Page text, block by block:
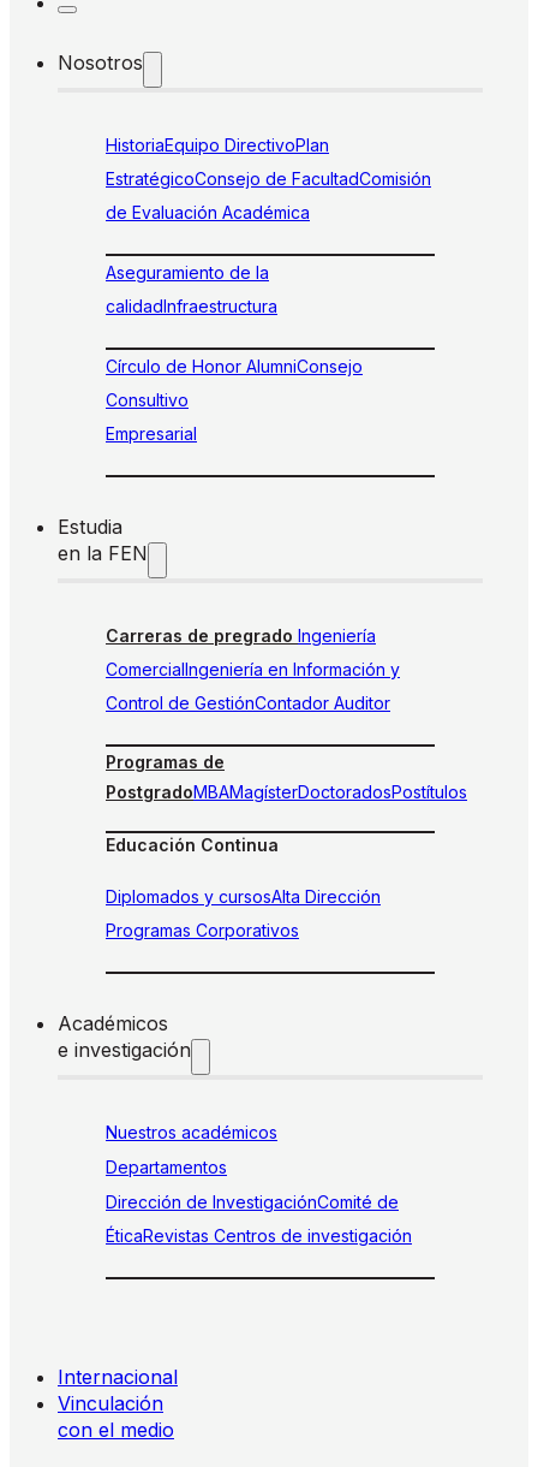
Nosotros
HistoriaEquipo DirectivoPlan
EstratégicoConsejo de FacultadComisión
de Evaluación Académica
Aseguramiento de la
calidadInfraestructura
Círculo de Honor AlumniConsejo
Consultivo
Empresarial
Estudia
en la FEN
Carreras de pregrado Ingeniería
ComercialIngeniería en Información y
Control de GestiónContador Auditor
Programas de
PostgradoMBAMagísterDoctoradosPostítulos
Educación Continua
Diplomados y cursosAlta Dirección
Programas Corporativos
Académicos
e investigación
Nuestros académicos
Departamentos
Dirección de InvestigaciónComité de
ÉticaRevistas Centros de investigación
Internacional
Vinculación
con el medio